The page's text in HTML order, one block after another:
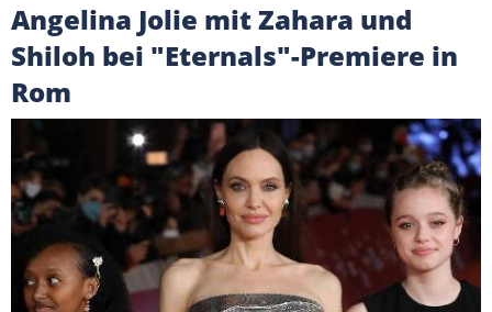
Angelina Jolie mit Zahara und
Shiloh bei "Eternals"-Premiere in
Rom